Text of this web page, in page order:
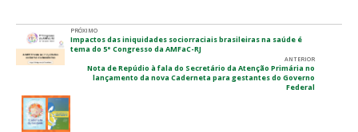
PRÓXIMO
Impactos das iniquidades sociorraciais brasileiras na saúde é
tema do 5° Congresso da AMFaC-RJ
ANTERIOR
Nota de Repúdio à fala do Secretário da Atenção Primária no
lançamento da nova Caderneta para gestantes do Governo
Federal